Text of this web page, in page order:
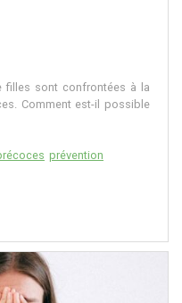
filles sont confrontées à la
Comment est-il possible
prévention